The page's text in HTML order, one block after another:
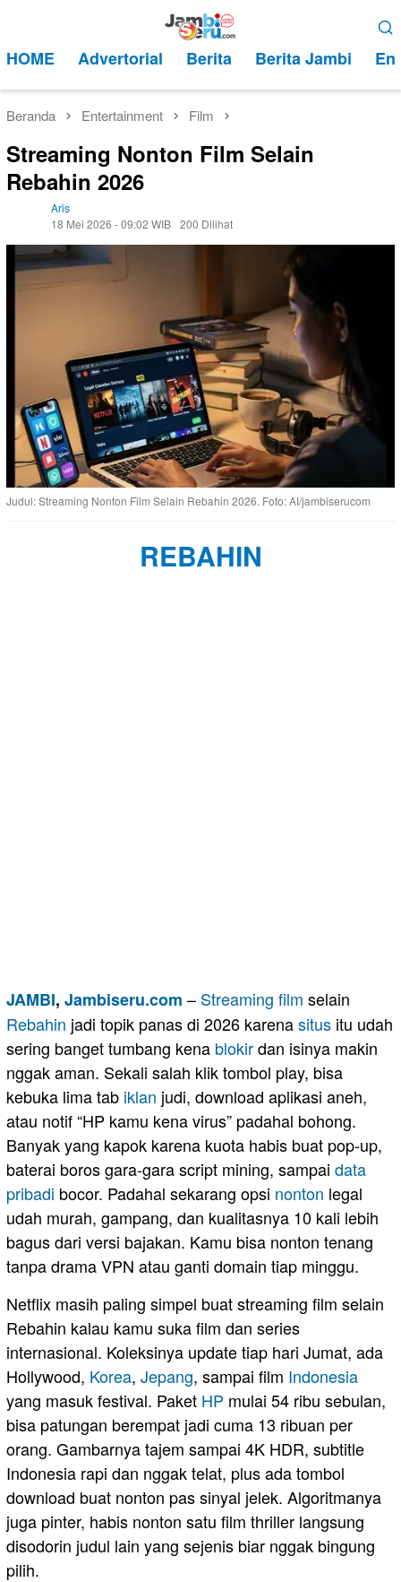
kontenMobile
HOME Advertorial Berita Berita Jambi
Beranda Entertainment Film
Streaming Nonton Film Selain
Rebahin 2026
Aris
18 Mei 2026 - 09:02 WIB 200 Dilihat
Judul: Streaming Nonton Film Selain Rebahin 2026. Foto: AI/jambiserucom
REBAHIN
JAMBI, Jambiseru.com – Streaming film selain
Rebahin jadi topik panas di 2026 karenasitus itu udah
sering banget tumbang kena blokirdan isinya makin
nggak aman. Sekali salah klik tombol play, bisa
kebuka lima tab iklan judi, download aplikasi aneh,
atau notif “HP kamu kena virus” padahal bohong.
Banyak yang kapok karena kuota habis buat pop-up,
baterai boros gara-gara script mining, sampai data
pribadi bocor. Padahal sekarang opsi nonton legal
udah murah, gampang, dan kualitasnya 10 kali lebih
bagus dari versi bajakan. Kamu bisa nonton tenang
tanpa drama VPN atau ganti domain tiap minggu.
Netflix masih paling simpel buat streaming film selain
Rebahin kalau kamu suka film dan series
internasional. Koleksinya update tiap hari Jumat, ada
Hollywood, Korea, Jepang, sampai film Indonesia
yang masuk festival. Paket HP mulai 54 ribu sebulan,
bisa patungan berempat jadi cuma 13 ribuan per
orang. Gambarnya tajem sampai 4K HDR, subtitle
Indonesia rapi dan nggak telat, plus ada tombol
download buat nonton pas sinyal jelek. Algoritmanya
juga pinter, habis nonton satu film thriller langsung
disodorin judul lain yang sejenis biar nggak bingung
pilih.